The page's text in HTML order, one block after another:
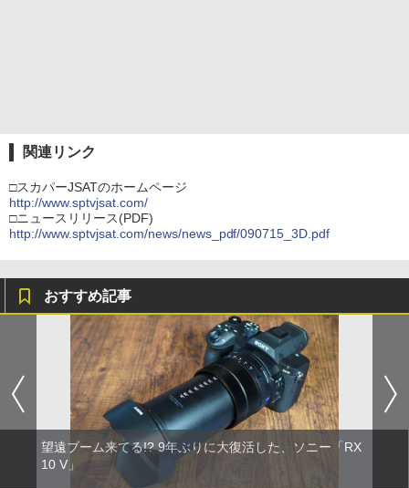
関連リンク
□スカパーJSATのホームページ
http://www.sptvjsat.com/
□ニュースリリース(PDF)
http://www.sptvjsat.com/news/news_pdf/090715_3D.pdf
おすすめ記事
望遠ブーム来てる!? 9年ぶりに大復活した、ソニー「RX
10 V」